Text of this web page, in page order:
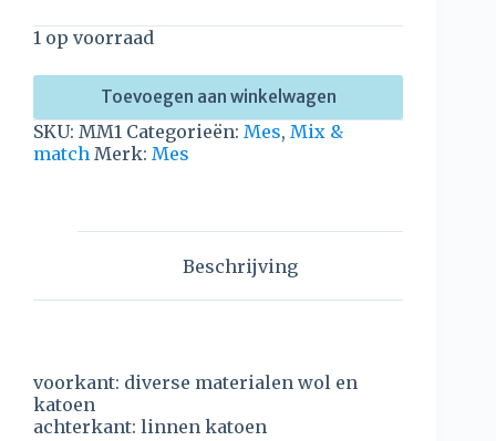
1 op voorraad
Toevoegen aan winkelwagen
SKU: MM1 Categorieën: Mes, Mix &
match Merk: Mes
Beschrijving
voorkant: diverse materialen wol en
katoen
achterkant: linnen katoen